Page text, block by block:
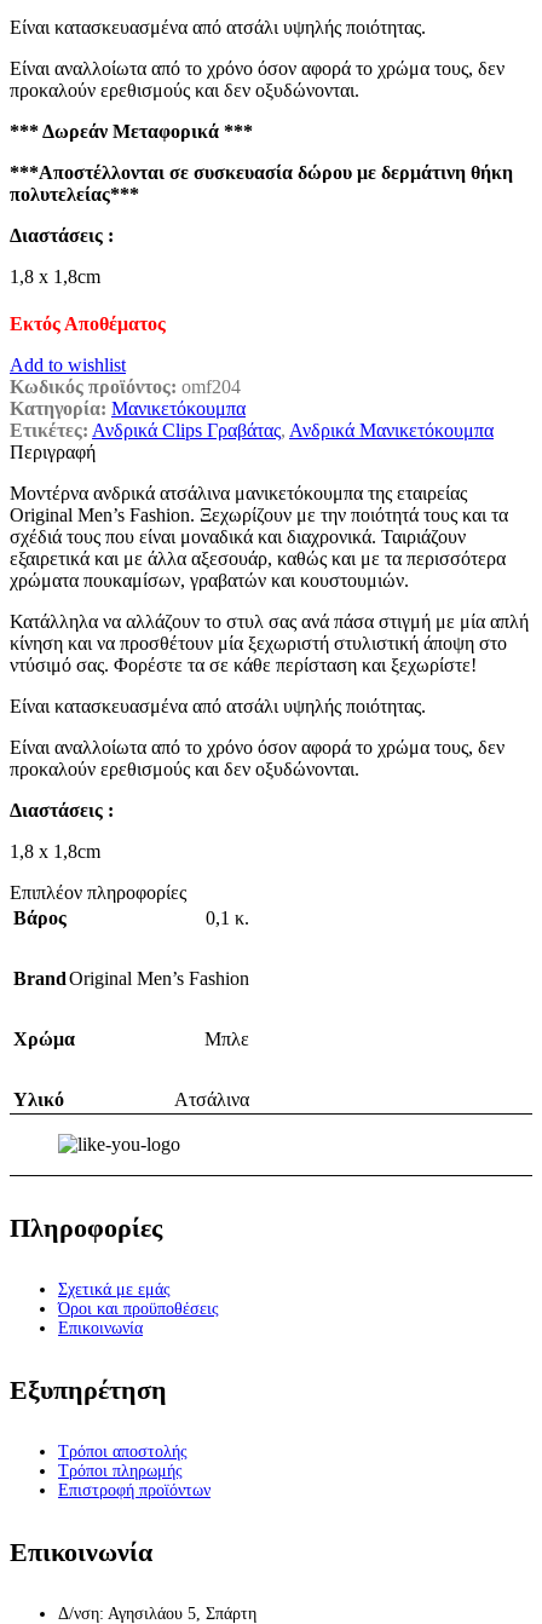
Είναι κατασκευασμένα από ατσάλι υψηλής ποιότητας.
Είναι αναλλοίωτα από το χρόνο όσον αφορά το χρώμα τους, δεν
προκαλούν ερεθισμούς και δεν οξυδώνονται.
*** Δωρεάν Μεταφορικά ***
***Αποστέλλονται σε συσκευασία δώρου με δερμάτινη θήκη
πολυτελείας***
Διαστάσεις :
1,8 x 1,8cm
Εκτός Αποθέματος
Add to wishlist
Κωδικός προϊόντος: omf204
Κατηγορία: Μανικετόκουμπα
Ετικέτες: Ανδρικά Clips Γραβάτας, Ανδρικά Μανικετόκουμπα
Περιγραφή
Μοντέρνα ανδρικά ατσάλινα μανικετόκουμπα της εταιρείας
Original Men’s Fashion. Ξεχωρίζουν με την ποιότητά τους και τα
σχέδιά τους που είναι μοναδικά και διαχρονικά. Ταιριάζουν
εξαιρετικά και με άλλα αξεσουάρ, καθώς και με τα περισσότερα
χρώματα πουκαμίσων, γραβατών και κουστουμιών.
Κατάλληλα να αλλάζουν το στυλ σας ανά πάσα στιγμή με μία απλή
κίνηση και να προσθέτουν μία ξεχωριστή στυλιστική άποψη στο
ντύσιμό σας. Φορέστε τα σε κάθε περίσταση και ξεχωρίστε!
Είναι κατασκευασμένα από ατσάλι υψηλής ποιότητας.
Είναι αναλλοίωτα από το χρόνο όσον αφορά το χρώμα τους, δεν
προκαλούν ερεθισμούς και δεν οξυδώνονται.
Διαστάσεις :
1,8 x 1,8cm
Επιπλέον πληροφορίες
Βάρος
0,1 κ.
BrandOriginal Men’s Fashion
Χρώμα Μπλε
Υλικό Ατσάλινα
Πληροφορίες
Σχετικά με εμάς
Όροι και προϋποθέσεις
Επικοινωνία
Εξυπηρέτηση
Τρόποι αποστολής
Τρόποι πληρωμής
Επιστροφή προϊόντων
Επικοινωνία
Δ/νση: Αγησιλάου 5, Σπάρτη